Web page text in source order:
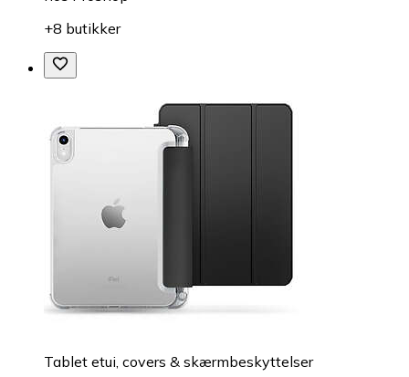
+8 butikker
Tablet etui, covers & skærmbeskyttelser